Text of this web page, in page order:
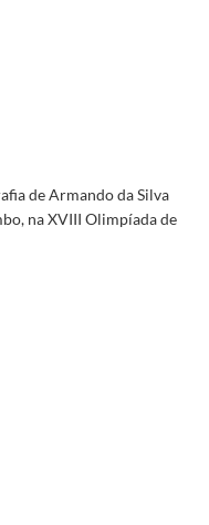
de Armando da Silva
na XVIII Olimpíada de